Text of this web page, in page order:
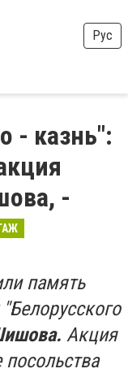
Рус
- казнь":
-
память
Акция